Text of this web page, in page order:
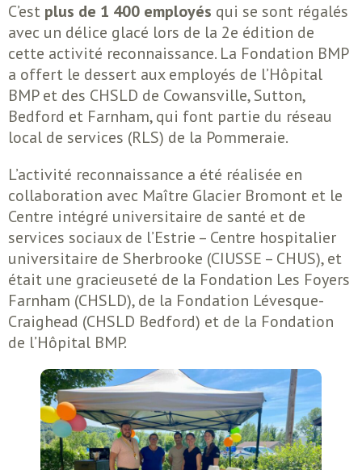
C’est plus de 1 400 employés qui se sont régalés
avec un délice glacé lors de la 2e édition de
cette activité reconnaissance. La Fondation BMP
a offert le dessert aux employés de l’Hôpital
BMP et des CHSLD de Cowansville, Sutton,
Bedford et Farnham, qui font partie du réseau
local de services (RLS) de la Pommeraie.
L’activité reconnaissance a été réalisée en
collaboration avec Maître Glacier Bromont et le
Centre intégré universitaire de santé et de
services sociaux de l’Estrie – Centre hospitalier
universitaire de Sherbrooke (CIUSSE – CHUS), et
était une gracieuseté de la Fondation Les Foyers
Farnham (CHSLD), de la Fondation Lévesque-
Craighead (CHSLD Bedford) et de la Fondation
de l’Hôpital BMP.